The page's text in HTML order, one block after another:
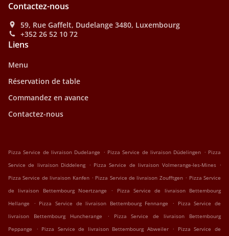
Contactez-nous
59, Rue Gaffelt, Dudelange 3480, Luxembourg
+352 26 52 10 72
Liens
Menu
Réservation de table
Commandez en avance
Contactez-nous
Pizza Service de livraison Dudelange . Pizza Service de livraison Düdelingen . Pizza
Service de livraison Diddeleng . Pizza Service de livraison Volmerange-les-Mines .
Pizza Service de livraison Kanfen . Pizza Service de livraison Zoufftgen . Pizza Service
de livraison Bettembourg Noertzange
.
Pizza Service de livraison Bettembourg
Hellange
. Pizza Service de livraison Bettembourg Fennange .
Pizza Service de
livraison Bettembourg Huncherange
.
Pizza Service de livraison Bettembourg
Peppange
. Pizza Service de livraison Bettembourg Abweiler .
Pizza Service de